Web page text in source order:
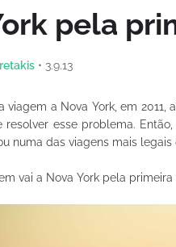
pela
• 3.9.13
viagem a Nova York, em
resolver esse problema.
numa das viagens mais legais
vai a Nova York pela